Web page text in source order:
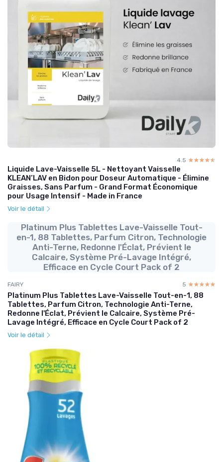
4.5 ☆☆☆☆☆
★★★★★
Liquide Lave-Vaisselle 5L - Nettoyant Vaisselle
KLEAN’LAV en Bidon pour Doseur Automatique - Élimine
Graisses, Sans Parfum - Grand Format Économique
pour Usage Intensif - Made in France
Voir le détail
Platinum Plus Tablettes Lave-Vaisselle Tout-
en-1, 88 Tablettes, Parfum Citron, Technologie
Anti-Terne, Redonne l'Éclat, Prévient le
Calcaire, Système Pré-Lavage Intégré,
Efficace en Cycle Court Pack of 2
FAIRY 5 ☆☆☆☆☆
★★★★★
Platinum Plus Tablettes Lave-Vaisselle Tout-en-1, 88
Tablettes, Parfum Citron, Technologie Anti-Terne,
Redonne l'Éclat, Prévient le Calcaire, Système Pré-
Lavage Intégré, Efficace en Cycle Court Pack of 2
Voir le détail